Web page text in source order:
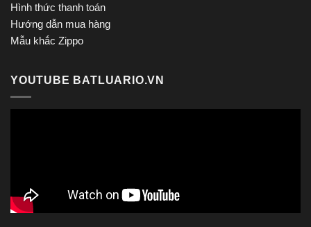
Hình thức thanh toán
Hướng dẫn mua hàng
Mẫu khắc Zippo
YOUTUBE BATLUARIO.VN